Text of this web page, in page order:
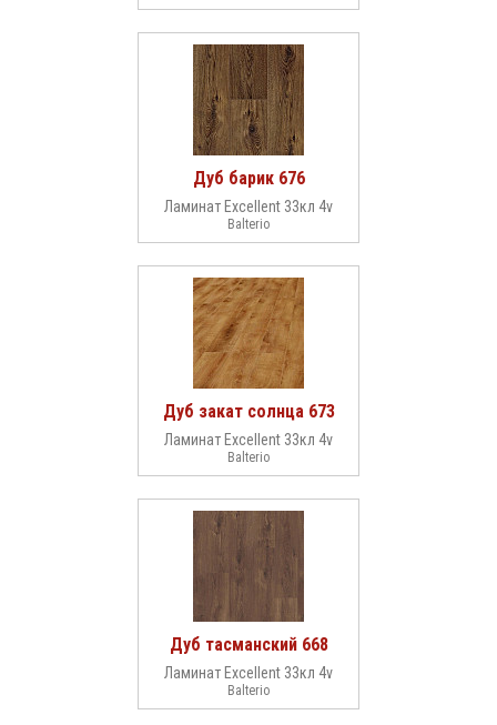
Дуб барик 676
Ламинат Excellent 33кл 4v
Balterio
Дуб закат солнца 673
Ламинат Excellent 33кл 4v
Balterio
Дуб тасманский 668
Ламинат Excellent 33кл 4v
Balterio